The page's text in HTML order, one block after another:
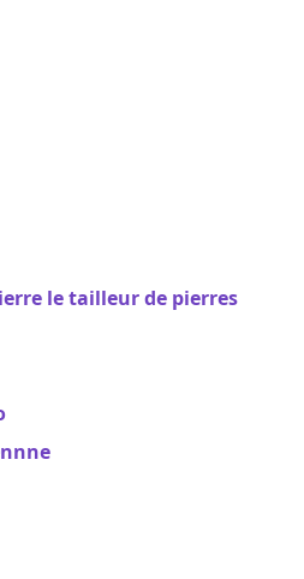
le tailleur de pierres